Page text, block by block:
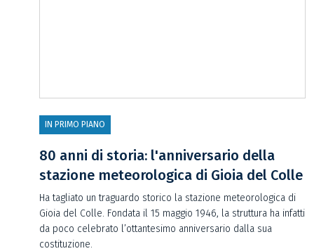
IN PRIMO PIANO
80 anni di storia: l'anniversario della
stazione meteorologica di Gioia del Colle
Ha tagliato un traguardo storico la stazione meteorologica di
Gioia del Colle. Fondata il 15 maggio 1946, la struttura ha infatti
da poco celebrato l’ottantesimo anniversario dalla sua
costituzione.